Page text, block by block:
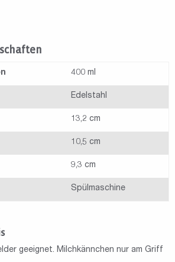
400 ml
Edelstahl
13,2 cm
10,5 cm
9,3 cm
Spülmaschine
geeignet. Milchkännchen nur am Griff